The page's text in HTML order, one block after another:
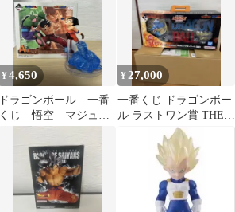
¥4,650
ドラゴンボール 一番
くじ 悟空 マジュニ
空 ＋α ヒストリー
¥27,000
一番くじ ドラゴンボー
ル ラストワン賞 THE
GIGANT NAME